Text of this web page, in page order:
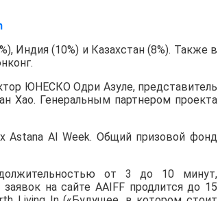
Индия (10%) и Казахстан (8%). Также в
ЮНЕСКО Одри Азуле, представитель
Хао. Генеральным партнером проекта
Astana AI Week. Общий призовой фонд
от 3 до 10 минут,
на сайте AAIFF продлится до 15